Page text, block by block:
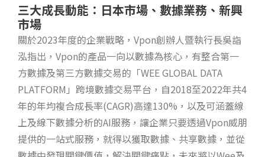
三大成長動能：日本市場、數據業務、新興
市場
關於2023年度的企業戰略，Vpon創辦人暨執行長吳詣
泓指出，Vpon的產品一向以數據為核心，有整合第一
方數據及第三方數據交易的「WEE GLOBAL DATA
PLATFORM」跨境數據交易平台，自2018至2022年共4
年的年均複合成長率(CAGR)高達130%，以及可涵蓋線
上及線下數據分析的AI服務，讓企業只要透過Vpon威朋
提供的一站式服務，就得以獲取數據、共享數據，並從